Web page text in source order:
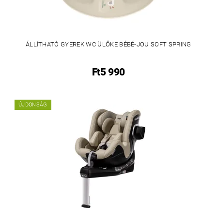
ÁLLÍTHATÓ GYEREK WC ÜLŐKE BÉBÉ-JOU SOFT SPRING
Ft5 990
ÚJDONSÁG